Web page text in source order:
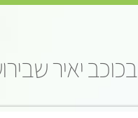
יאיר